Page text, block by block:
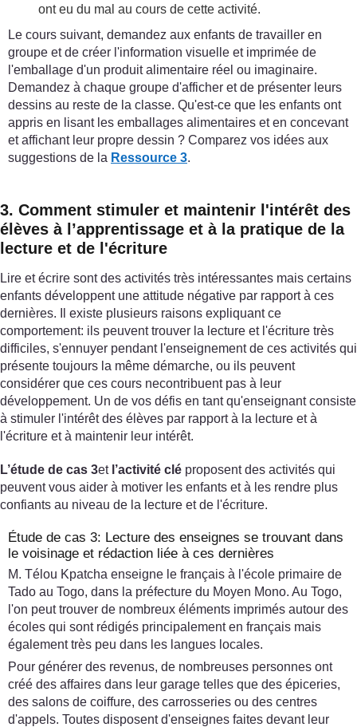
ont eu du mal au cours de cette activité.
Le cours suivant, demandez aux enfants de travailler en
groupe et de créer l'information visuelle et imprimée de
l'emballage d'un produit alimentaire réel ou imaginaire.
Demandez à chaque groupe d'afficher et de présenter leurs
dessins au reste de la classe. Qu'est-ce que les enfants ont
appris en lisant les emballages alimentaires et en concevant
et affichant leur propre dessin ? Comparez vos idées aux
suggestions de la Ressource 3.
3. Comment stimuler et maintenir l'intérêt des
élèves à l’apprentissage et à la pratique de la
lecture et de l'écriture
Lire et écrire sont des activités très intéressantes mais certains
enfants développent une attitude négative par rapport à ces
dernières. Il existe plusieurs raisons expliquant ce
comportement: ils peuvent trouver la lecture et l'écriture très
difficiles, s'ennuyer pendant l'enseignement de ces activités qui
présente toujours la même démarche, ou ils peuvent
considérer que ces cours necontribuent pas à leur
développement. Un de vos défis en tant qu'enseignant consiste
à stimuler l'intérêt des élèves par rapport à la lecture et à
l'écriture et à maintenir leur intérêt.
L’étude de cas 3et l’activité clé proposent des activités qui
peuvent vous aider à motiver les enfants et à les rendre plus
confiants au niveau de la lecture et de l'écriture.
Étude de cas 3: Lecture des enseignes se trouvant dans
le voisinage et rédaction liée à ces dernières
M. Télou Kpatcha enseigne le français à l'école primaire de
Tado au Togo, dans la préfecture du Moyen Mono. Au Togo,
l'on peut trouver de nombreux éléments imprimés autour des
écoles qui sont rédigés principalement en français mais
également très peu dans les langues locales.
Pour générer des revenus, de nombreuses personnes ont
créé des affaires dans leur garage telles que des épiceries,
des salons de coiffure, des carrosseries ou des centres
d'appels. Toutes disposent d'enseignes faites devant leur